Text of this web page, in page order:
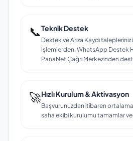
📞Teknik Destek
Destek ve Arıza Kaydı
İşlemlerden, WhatsApp Destek
PanaNet Çağrı Merkezinden
🚀Hızlı Kurulum & Aktivasyon
Başvurunuzdan itibaren
saha ekibi kurulumu tamamlar ve